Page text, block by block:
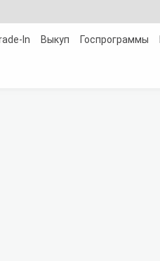
In Выкуп Госпрограммы